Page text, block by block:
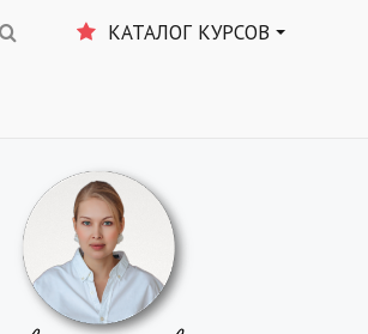
КАТАЛОГ КУРСОВ